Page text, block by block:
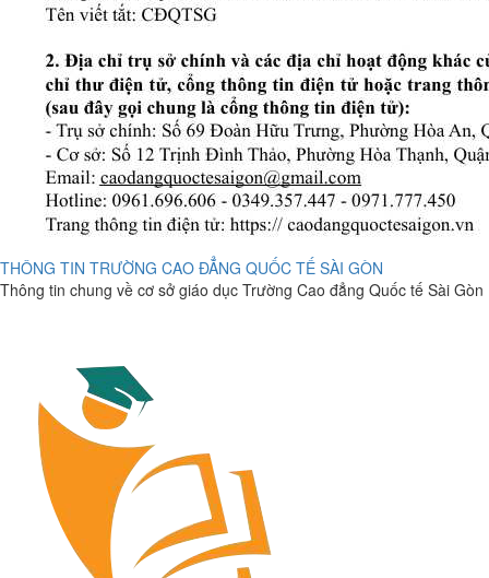
THÔNG TIN TRƯỜNG CAO ĐẲNG QUỐC TẾ SÀI GÒN
Thông tin chung về cơ sở giáo dục Trường Cao đẳng Quốc tế Sài Gòn